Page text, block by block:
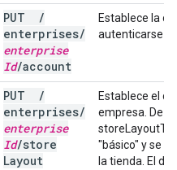
PUT
/
enterprises/
enterprise
Id/account
Establece la
autenticarse
PUT
/
enterprises/
enterprise
Id/store
Layout
Establece el
empresa. De
"básico" y se
la tienda. El